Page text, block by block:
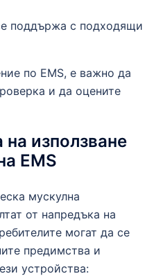
поддържа с подходящи
по EMS, е важно да
и да оцените
използване
EMS
мускулна
от напредъка на
могат да се
предимства и
устройства: